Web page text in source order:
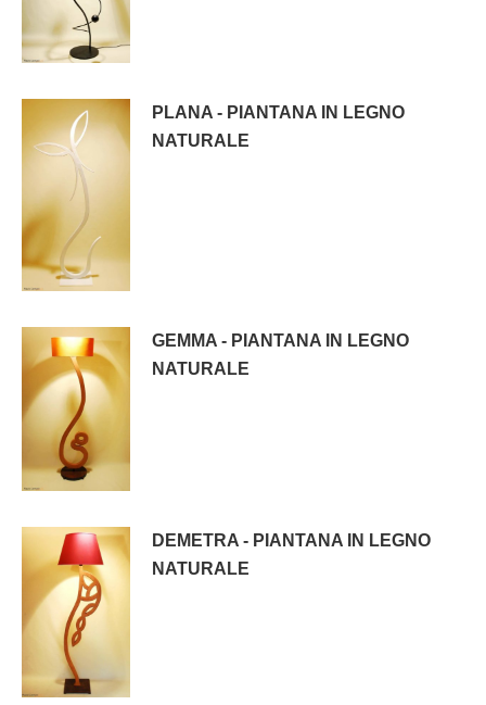
PLANA - PIANTANA IN LEGNO
NATURALE
GEMMA - PIANTANA IN LEGNO
NATURALE
DEMETRA - PIANTANA IN LEGNO
NATURALE